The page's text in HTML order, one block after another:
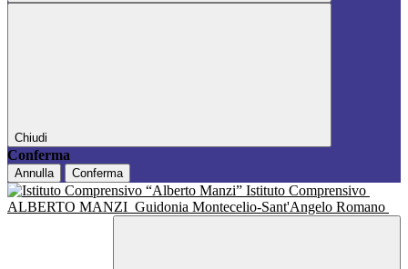
Chiudi
Conferma
Annulla Conferma
Istituto Comprensivo
ALBERTO MANZI Guidonia Montecelio-Sant'Angelo Romano